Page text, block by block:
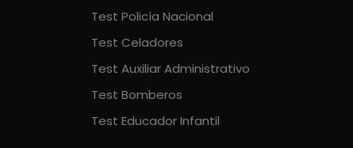
Test Policía Nacional
Test Celadores
Test Auxiliar Administrativo
Test Bomberos
Test Educador Infantil